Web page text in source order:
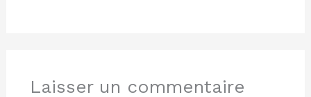
Laisser un commentaire